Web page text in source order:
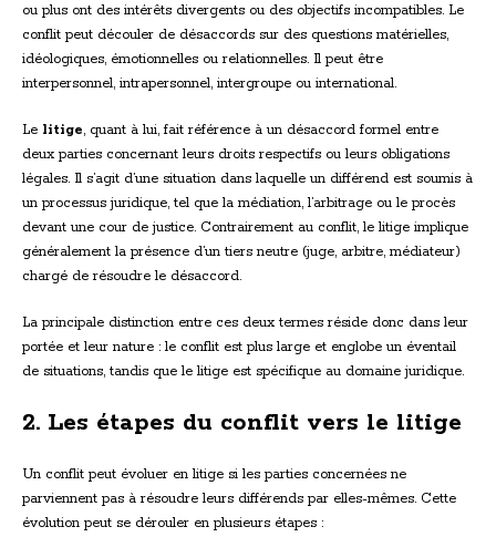
ou plus ont des intérêts divergents ou des objectifs incompatibles. Le
conflit peut découler de désaccords sur des questions matérielles,
idéologiques, émotionnelles ou relationnelles. Il peut être
interpersonnel, intrapersonnel, intergroupe ou international.
Le litige, quant à lui, fait référence à un désaccord formel entre
deux parties concernant leurs droits respectifs ou leurs obligations
légales. Il s’agit d’une situation dans laquelle un différend est soumis à
un processus juridique, tel que la médiation, l’arbitrage ou le procès
devant une cour de justice. Contrairement au conflit, le litige implique
généralement la présence d’un tiers neutre (juge, arbitre, médiateur)
chargé de résoudre le désaccord.
La principale distinction entre ces deux termes réside donc dans leur
portée et leur nature : le conflit est plus large et englobe un éventail
de situations, tandis que le litige est spécifique au domaine juridique.
2. Les étapes du conflit vers le litige
Un conflit peut évoluer en litige si les parties concernées ne
parviennent pas à résoudre leurs différends par elles-mêmes. Cette
évolution peut se dérouler en plusieurs étapes :